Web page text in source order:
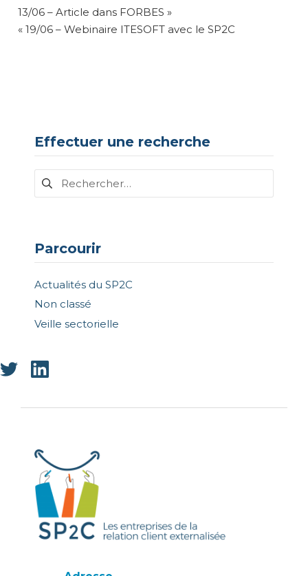
NAVIGATION
DE
13/06 – Article dans FORBES »
« 19/06 – Webinaire ITESOFT avec le SP2C
Effectuer une recherche
Rechercher :
Parcourir
Actualités du SP2C
Non classé
Veille sectorielle